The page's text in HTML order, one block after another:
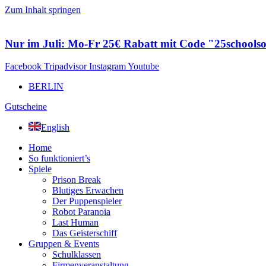
Zum Inhalt springen
Nur im Juli: Mo-Fr 25€ Rabatt mit Code
Facebook Tripadvisor InstagramYoutube
BERLIN
Gutscheine
English
Home
So funktioniert’s
Spiele
Prison Break
Blutiges Erwachen
Der Puppenspieler
Robot Paranoia
Last Human
Das Geisterschiff
Gruppen & Events
Schulklassen